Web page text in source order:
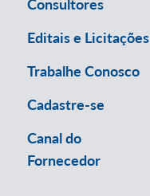
Consultores
Editais e Licitações
Trabalhe Conosco
Cadastre-se
Canal do
Fornecedor